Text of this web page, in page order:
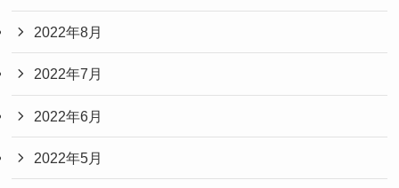
2022年8月
2022年7月
2022年6月
2022年5月